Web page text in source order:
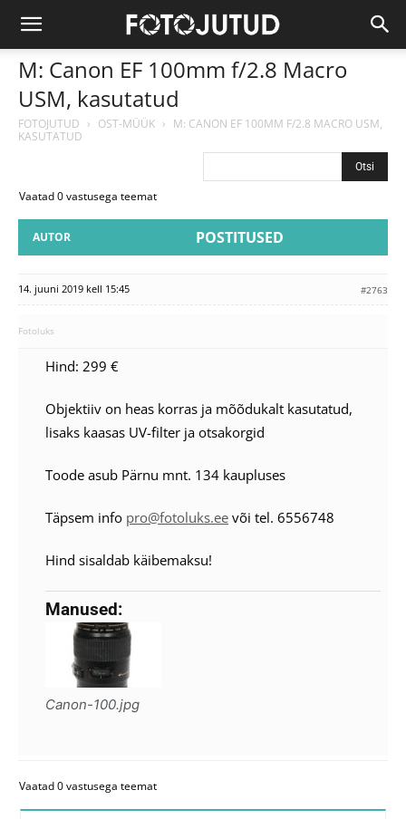
M: Canon EF 100mm f/2.8 Macro
USM, kasutatud
FOTOJUTUD › OST-MÜÜK › M: CANON EF 100MM F/2.8 MACRO USM,
KASUTATUD
Vaatad 0 vastusega teemat
AUTOR POSTITUSED
14. juuni 2019 kell 15:45 #2763
Fotoluks
Hind: 299 €
Objektiiv on heas korras ja mõõdukalt kasutatud,
lisaks kaasas UV-filter ja otsakorgid
Toode asub Pärnu mnt. 134 kaupluses
Täpsem info pro@fotoluks.ee või tel. 6556748
Hind sisaldab käibemaksu!
Manused:
Canon-100.jpg
Vaatad 0 vastusega teemat